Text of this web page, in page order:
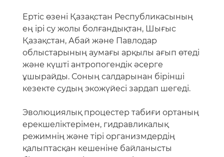
ерекшеліктерімен, гидравликалық
режимнің және тірі организмдердің
қалыптасқан кешеніне байланысты
бірегей өзеннің экожүйесін
қалыптастырды.
Қазіргі уақытта су объектісінің
шегінде әрбір қала бойынша жеке
мониторинг жүргізіледі. Оның бүкіл
акваториясында Ертіс өзенінің жағдайын
бағалауға мүмкіндік беретін әртүрлі